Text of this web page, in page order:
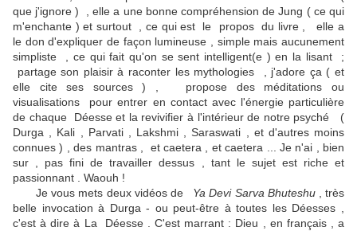
que j'ignore ) , elle a une bonne compréhension de Jung ( ce qui
m'enchante ) et surtout , ce qui est le propos du livre , elle a
le don d'expliquer de façon lumineuse , simple mais aucunement
simpliste , ce qui fait qu'on se sent intelligent(e ) en la lisant ;
partage son plaisir à raconter les mythologies , j'adore ça ( et
elle cite ses sources ) , propose des méditations ou
visualisations pour entrer en contact avec l'énergie particulière
de chaque Déesse et la revivifier à l'intérieur de notre psyché (
Durga , Kali , Parvati , Lakshmi , Saraswati , et d'autres moins
connues ) , des mantras , et caetera , et caetera ... Je n'ai , bien
sur , pas fini de travailler dessus , tant le sujet est riche et
passionnant . Waouh !
Je vous mets deux vidéos de
Ya Devi Sarva Bhuteshu
, très
belle invocation à Durga - ou peut-être à toutes les Déesses ,
c'est à dire à La Déesse . C'est marrant : Dieu , en français , a